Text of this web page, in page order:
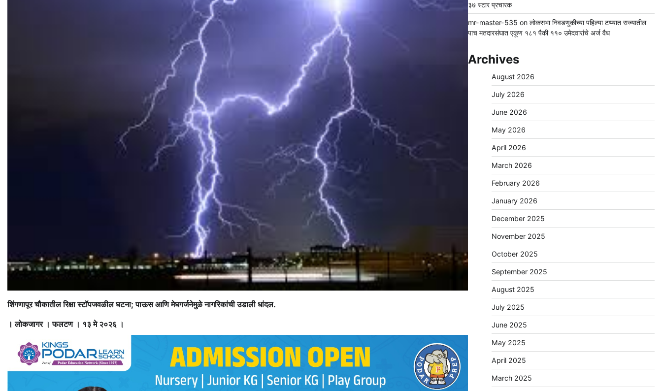
शिंगणापूर चौकातील रिक्षा स्टॉपजवळील घटना; पाऊस आणि मेघगर्जनेमुळे नागरिकांची उडाली धांदल.
। लोकजागर । फलटण । १३ मे २०२६ ।
३७ स्टार प्रचारक
mr-master-535 on लोकसभा निवडणुकीच्या पहिल्या टप्प्यात राज्यातील
पाच मतदारसंघात एकूण १८१ पैकी ११० उमेदवारांचे अर्ज वैध
Archives
August 2026
July 2026
June 2026
May 2026
April 2026
March 2026
February 2026
January 2026
December 2025
November 2025
October 2025
September 2025
August 2025
July 2025
June 2025
May 2025
April 2025
March 2025